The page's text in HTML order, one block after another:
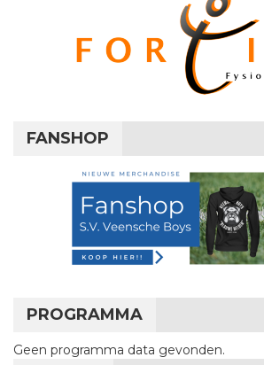
FANSHOP
PROGRAMMA
Geen programma data gevonden.